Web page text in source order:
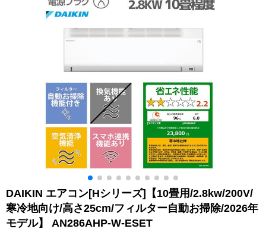
DAIKIN エアコン[Hシリーズ]【10畳用/2.8kw/200V/
寒冷地向け/高さ25cm/フィルター自動お掃除/2026年
モデル】 AN286AHP-W-ESET